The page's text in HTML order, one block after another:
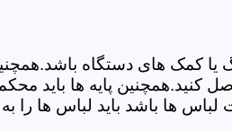
کمک های دستگاه
کنید.همچنین پایه ها باید
ها باشد باید لباس ها را